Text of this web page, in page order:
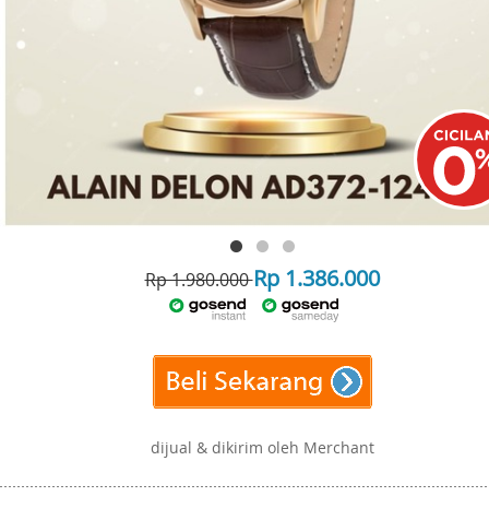
Rp 1.980.000Rp 1.386.000
dijual & dikirim oleh Merchant